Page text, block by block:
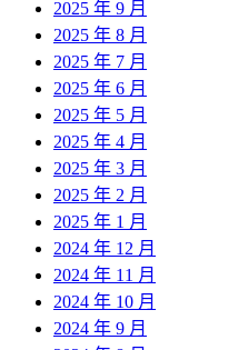
2025 年 9 月
2025 年 8 月
2025 年 7 月
2025 年 6 月
2025 年 5 月
2025 年 4 月
2025 年 3 月
2025 年 2 月
2025 年 1 月
2024 年 12 月
2024 年 11 月
2024 年 10 月
2024 年 9 月